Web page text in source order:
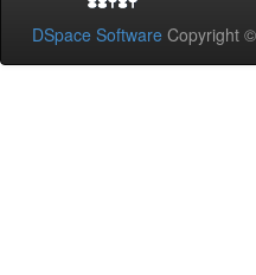
DSpace Software Copyright